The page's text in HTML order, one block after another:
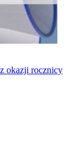
okazji rocznicy